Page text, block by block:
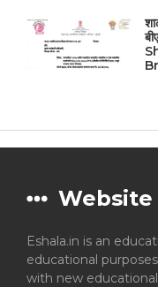
Website
Eshala.in is an
educational
with new